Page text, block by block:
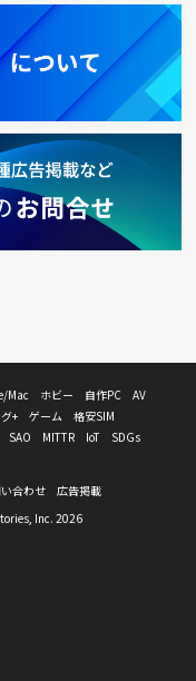
Mac ホビー 自作PC
AV
+ ゲーム
格安SIM
SAO MITTR IoT
SDGs
合わせ
広告掲載
Inc. 2026